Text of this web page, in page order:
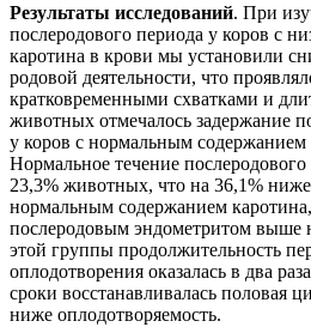
Результаты исследований. При
послеродового периода у коров с
каротина в крови мы установили
родовой деятельности, что
кратковременными схватками и
животных отмечалось задержание
у коров с нормальным содержанием
Нормальное течение
23,3% животных, что на 36,1%
нормальным содержанием каротина,
послеродовым эндометритом выше
этой группы продолжительность
оплодотворения оказалась в два
сроки восстанавливалась половая
ниже оплодотворяемость.